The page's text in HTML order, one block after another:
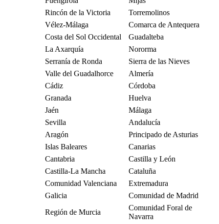
Rincón de la Victoria
Torremolinos
Vélez-Málaga
Comarca de Antequera
Costa del Sol Occidental
Guadalteba
La Axarquía
Nororma
Serranía de Ronda
Sierra de las Nieves
Valle del Guadalhorce
Almería
Cádiz
Córdoba
Granada
Huelva
Jaén
Málaga
Sevilla
Andalucía
Aragón
Principado de Asturias
Islas Baleares
Canarias
Cantabria
Castilla y León
Castilla-La Mancha
Cataluña
Comunidad Valenciana
Extremadura
Galicia
Comunidad de Madrid
Región de Murcia
Comunidad Foral de
Navarra